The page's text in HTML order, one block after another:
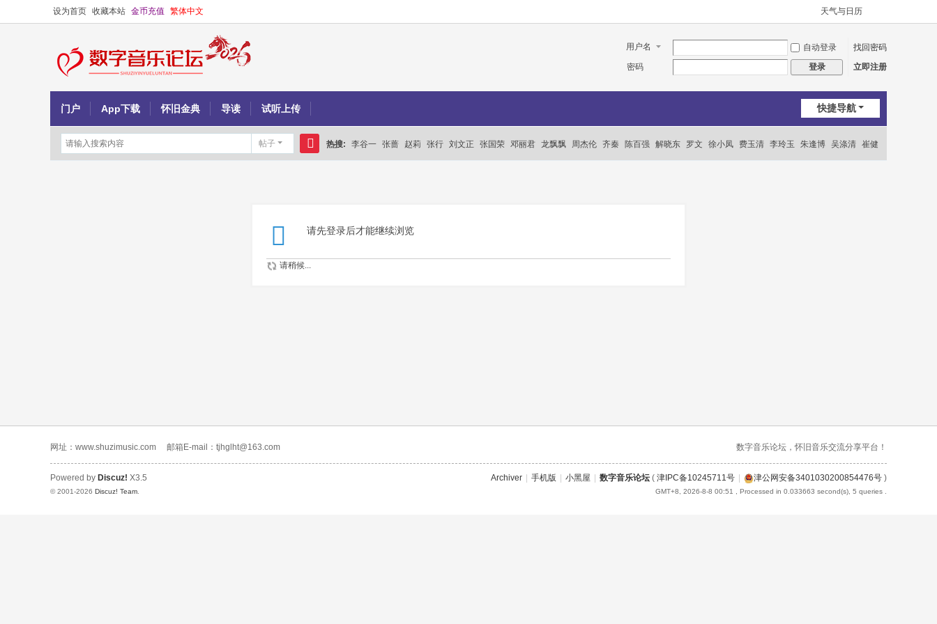
设为首页 收藏本站 金币充值 繁体中文 天气与日历
用户名 自动登录
找回密码
密码
登录 立即注册
快捷导航
门户 App下载 怀旧金典 导读 试听上传
帖子
搜
热搜: 李谷一 张蔷 赵莉 张行 刘文正 张国荣 邓丽君 龙飘飘 周杰伦 齐秦 陈百强 解晓东 罗文 徐小凤 费玉清 李玲玉 朱逢博 吴涤清 崔健
请先登录后才能继续浏览
请稍候...
网址：www.shuzimusic.com 邮箱E-mail：tjhglht@163.com 数字音乐论坛，怀旧音乐交流分享平台！
Archiver 手机版 小黑屋 数字音乐论坛 ( 津IPC备10245711号 津公网安备3401030200854476号 )
GMT+8, 2026-8-8 00:51 , Processed in 0.033663 second(s), 5 queries .
Powered by Discuz! X3.5
© 2001-2026 Discuz! Team